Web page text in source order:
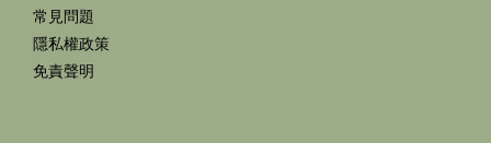
常見問題
隱私權政策
免責聲明